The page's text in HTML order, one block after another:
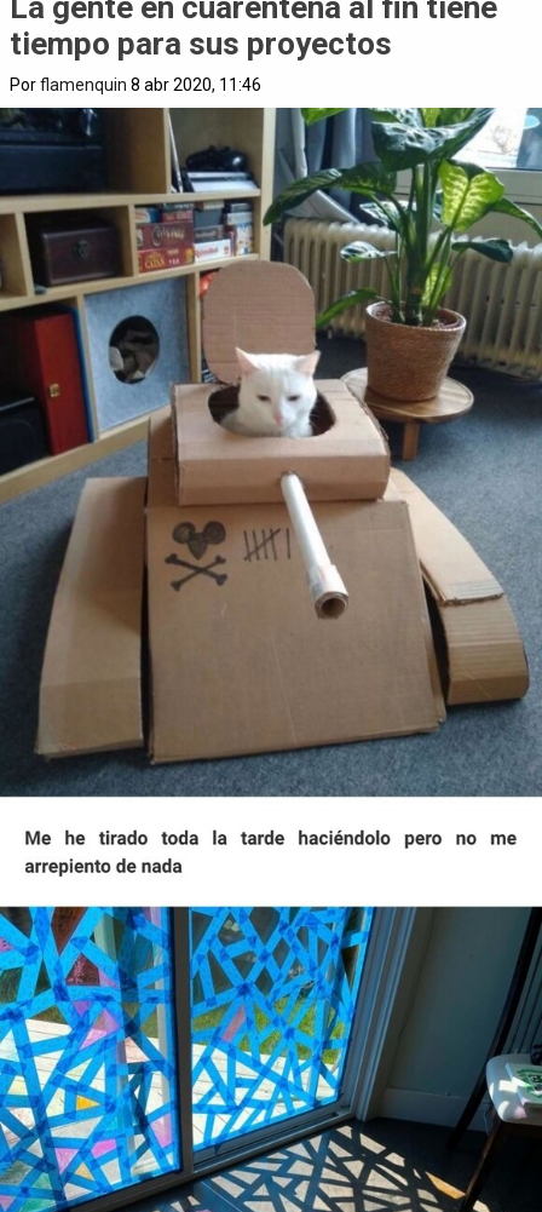
tiempo para sus proyectos
Porflamenquin 8 abr 2020, 11:46